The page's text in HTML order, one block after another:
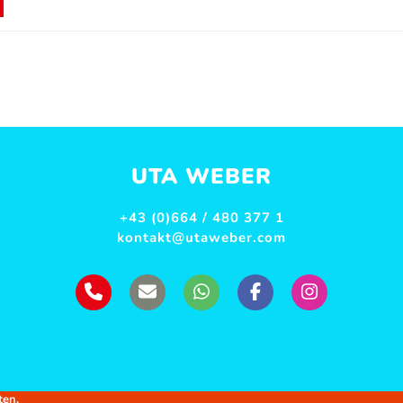
UTA WEBER
+43 (0)664 / 480 377 1
kontakt@utaweber.com